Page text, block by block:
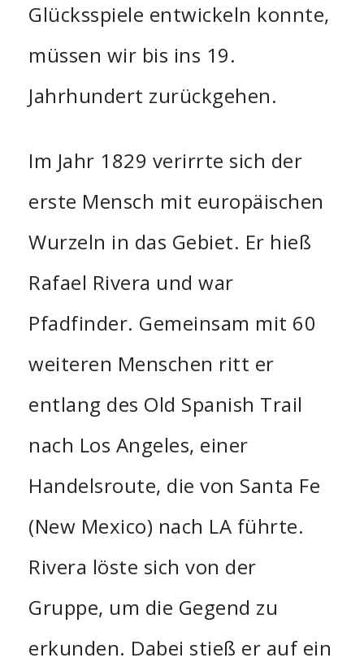
Glücksspiele entwickeln konnte,
müssen wir bis ins 19.
Jahrhundert zurückgehen.
Im Jahr 1829 verirrte sich der
erste Mensch mit europäischen
Wurzeln in das Gebiet. Er hieß
Rafael Rivera und war
Pfadfinder. Gemeinsam mit 60
weiteren Menschen ritt er
entlang des Old Spanish Trail
nach Los Angeles, einer
Handelsroute, die von Santa Fe
(New Mexico) nach LA führte.
Rivera löste sich von der
Gruppe, um die Gegend zu
erkunden. Dabei stieß er auf ein